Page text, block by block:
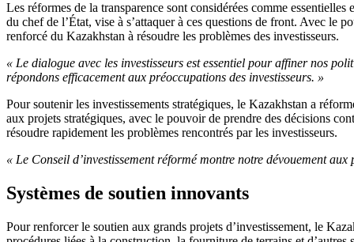
Les réformes de la transparence sont considérées comme
du chef de l’État, vise à s’attaquer à ces questions de front. Avec le
renforcé du Kazakhstan à résoudre les problèmes des investisseurs.
« Le dialogue avec les investisseurs est essentiel pour affiner nos
répondons efficacement aux préoccupations des investisseurs. »
Pour soutenir les investissements stratégiques, le Kazakhstan a
aux projets stratégiques, avec le pouvoir de prendre des décisions
résoudre rapidement les problèmes rencontrés par les investisseurs.
« Le Conseil d’investissement réformé montre notre dévouement aux
Systèmes de soutien innovants
Pour renforcer le soutien aux grands projets d’investissement, le